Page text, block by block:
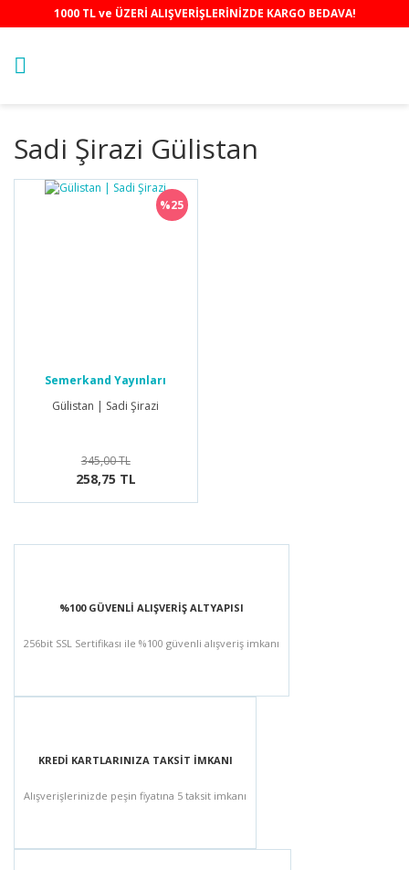
1000 TL ve ÜZERİ ALIŞVERİŞLERİNİZDE KARGO BEDAVA!
Sadi Şirazi Gülistan
%25
Semerkand Yayınları
Gülistan | Sadi Şirazi
345,00 TL
258,75 TL
%100 GÜVENLİ ALIŞVERİŞ ALTYAPISI
256bit SSL Sertifikası ile %100 güvenli alışveriş imkanı
KREDİ KARTLARINIZA TAKSİT İMKANI
Alışverişlerinizde peşin fiyatına 5 taksit imkanı